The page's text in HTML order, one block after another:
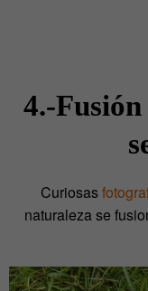
4.-
Curiosas
naturaleza se